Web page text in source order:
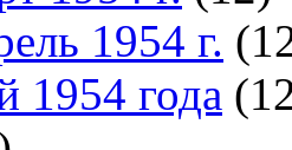
1954 г.
года